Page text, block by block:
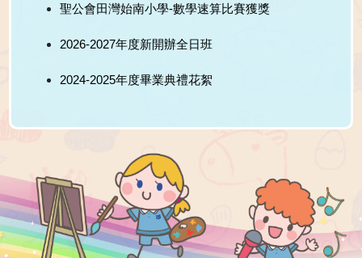
聖公會田灣始南小學-數學速算比賽獲獎
2026-2027年度新開辦全日班
2024-2025年度畢業典禮花絮